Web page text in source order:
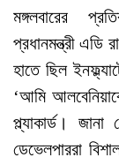
মঙ্গলবারের
প্রধানমন্ত্রী এডি
হাতে ছিল
‘আমি
প্ল্যাকার্ড।
ডেভেলপাররা